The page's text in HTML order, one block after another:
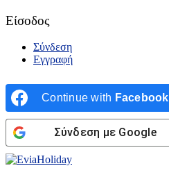
Είσοδος
Σύνδεση
Εγγραφή
Continue with Facebook
Σύνδεση με Google